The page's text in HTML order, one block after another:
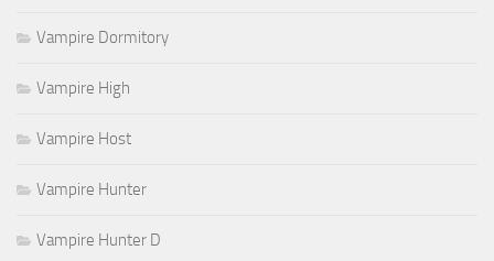
Vampire Dormitory
Vampire High
Vampire Host
Vampire Hunter
Vampire Hunter D